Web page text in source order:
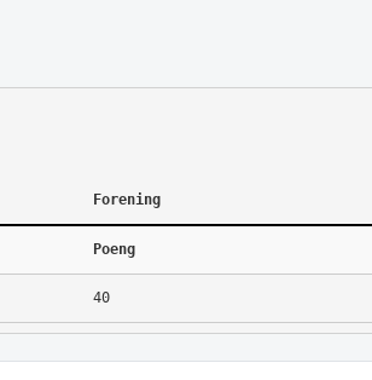
Forening
Poeng
40